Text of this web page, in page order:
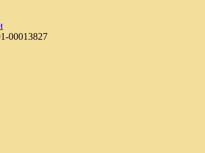
00013827